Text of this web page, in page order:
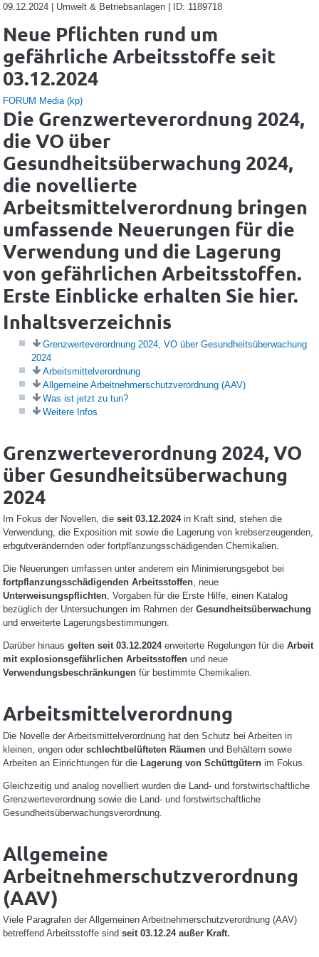
09.12.2024 | Umwelt & Betriebsanlagen | ID: 1189718
Neue Pflichten rund um
gefährliche Arbeitsstoffe seit
03.12.2024
FORUM Media (kp)
Die Grenzwerteverordnung 2024,
die VO über
Gesundheitsüberwachung 2024,
die novellierte
Arbeitsmittelverordnung bringen
umfassende Neuerungen für die
Verwendung und die Lagerung
von gefährlichen Arbeitsstoffen.
Erste Einblicke erhalten Sie hier.
Inhaltsverzeichnis
Grenzwerteverordnung 2024, VO über Gesundheitsüberwachung
2024
Arbeitsmittelverordnung
Allgemeine Arbeitnehmerschutzverordnung (AAV)
Was ist jetzt zu tun?
Weitere Infos
Grenzwerteverordnung 2024, VO
über Gesundheitsüberwachung
2024
Im Fokus der Novellen, die seit 03.12.2024in Kraft sind, stehen die
Verwendung, die Exposition mit sowie die Lagerung von krebserzeugenden,
erbgutverändernden oder fortpflanzungsschädigenden Chemikalien.
Die Neuerungen umfassen unter anderem ein Minimierungsgebot bei
fortpflanzungsschädigenden Arbeitsstoffen, neue
Unterweisungspflichten, Vorgaben für die Erste Hilfe, einen Katalog
bezüglich der Untersuchungen im Rahmen der Gesundheitsüberwachung
und erweiterte Lagerungsbestimmungen.
Darüber hinaus gelten seit 03.12.2024erweiterte Regelungen für die Arbeit
mit explosionsgefährlichen Arbeitsstoffenund neue
Verwendungsbeschränkungenfür bestimmte Chemikalien.
Arbeitsmittelverordnung
Die Novelle der Arbeitsmittelverordnung hat den Schutz bei Arbeiten in
kleinen, engen oder schlechtbelüfteten Räumenund Behältern sowie
Arbeiten an Einrichtungen für die Lagerung von Schüttgüternim Fokus.
Gleichzeitig und analog novelliert wurden die Land- und forstwirtschaftliche
Grenzwerteverordnung sowie die Land- und forstwirtschaftliche
Gesundheitsüberwachungsverordnung.
Allgemeine
Arbeitnehmerschutzverordnung
(AAV)
Viele Paragrafen der Allgemeinen Arbeitnehmerschutzverordnung (AAV)
betreffend Arbeitsstoffe sind seit 03.12.24 außer Kraft.